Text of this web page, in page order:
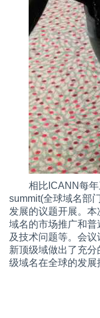
相比ICANN每
summit(全球域名部
发展的议题开展。
域名的市场推广和
及技术问题等。会
新顶级域做出了充
级域名在全球的发展